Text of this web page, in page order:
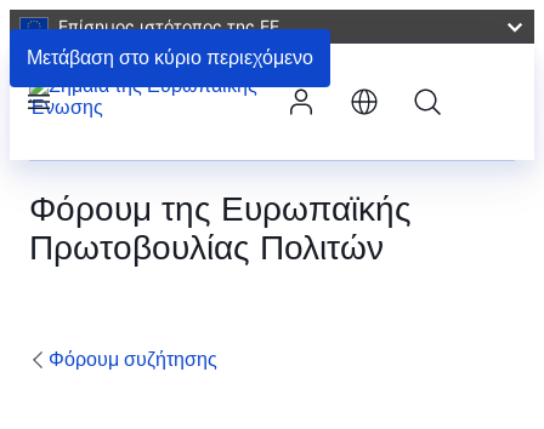
Μετάβαση στο κύριο περιεχόμενο
Επίσημος ιστότοπος της ΕΕ
Φόρουμ της Ευρωπαϊκής
Πρωτοβουλίας Πολιτών
Μενού
Φόρουμ συζήτησης